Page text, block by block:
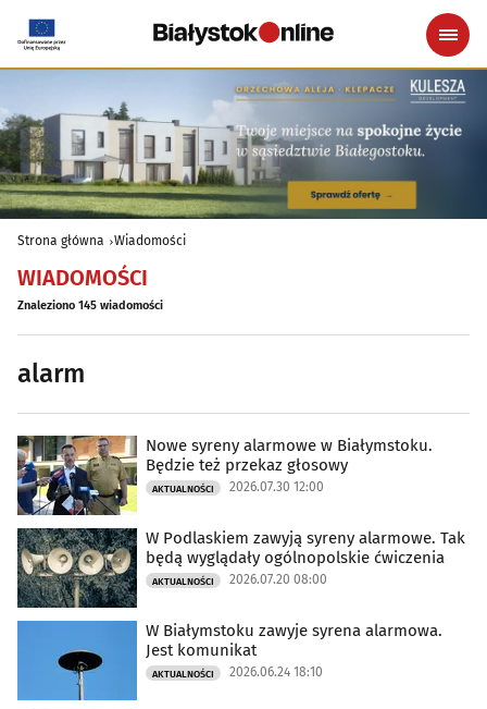
Strona główna Wiadomości
WIADOMOŚCI
Znaleziono 145 wiadomości
alarm
Nowe syreny alarmowe w Białymstoku.
Będzie też przekaz głosowy
AKTUALNOŚCI 2026.07.30 12:00
W Podlaskiem zawyją syreny alarmowe. Tak
będą wyglądały ogólnopolskie ćwiczenia
AKTUALNOŚCI 2026.07.20 08:00
W Białymstoku zawyje syrena alarmowa.
Jest komunikat
AKTUALNOŚCI 2026.06.24 18:10